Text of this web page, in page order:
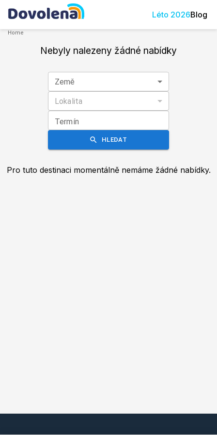
Léto 2026Blog
Home
Nebyly nalezeny žádné nabídky
Země
Lokalita
Termín
HLEDAT
Pro tuto destinaci momentálně nemáme žádné nabídky.